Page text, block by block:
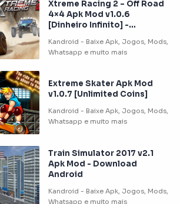
Xtreme Racing 2 – Off Road
4×4 Apk Mod v1.0.6
[Dinheiro Infinito] -
Extreme Skater Apk Mod
v1.0.7 [Unlimited Coins]
Train Simulator 2017 v2.1
Apk Mod - Download
Android